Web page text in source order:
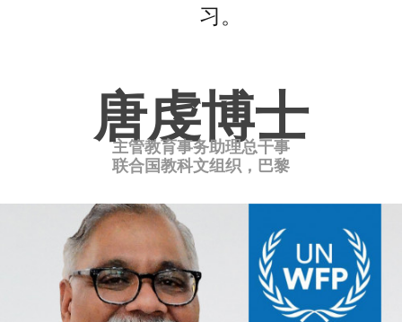
习。
唐虔博士
主管教育事务助理总干事
联合国教科文组织，巴黎